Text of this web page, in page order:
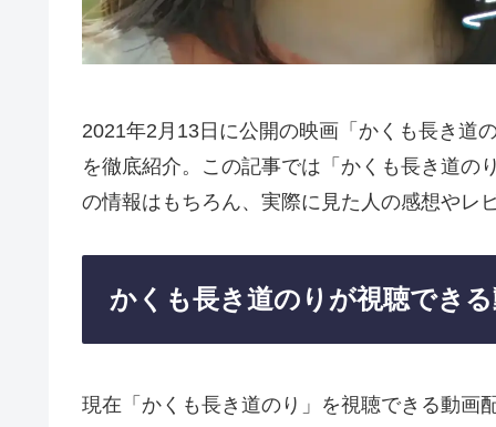
2021年2月13日に公開の映画「かくも長き道
を徹底紹介。この記事では「かくも長き道の
の情報はもちろん、実際に見た人の感想やレ
かくも長き道のりが視聴でき
現在「かくも長き道のり」を視聴できる動画